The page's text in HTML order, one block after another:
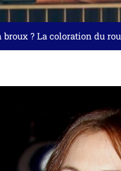
broux ? La coloration du